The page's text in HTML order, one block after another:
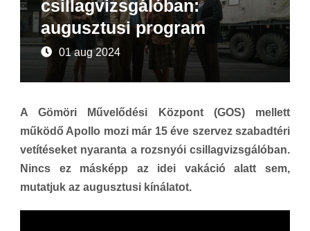
csillagvizsgálóban:
augusztusi program
01 aug 2024
A Gömöri Művelődési Központ (GOS) mellett
működő Apollo mozi már 15 éve szervez szabadtéri
vetítéseket nyaranta a rozsnyói csillagvizsgálóban.
Nincs ez másképp az idei vakáció alatt sem,
mutatjuk az augusztusi kínálatot.